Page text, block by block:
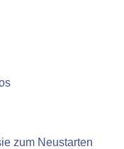
zum Neustarten